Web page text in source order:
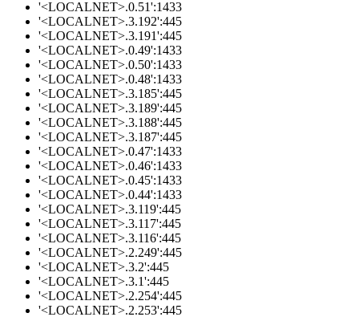
'<LOCALNET>.0.51':1433
'<LOCALNET>.3.192':445
'<LOCALNET>.3.191':445
'<LOCALNET>.0.49':1433
'<LOCALNET>.0.50':1433
'<LOCALNET>.0.48':1433
'<LOCALNET>.3.185':445
'<LOCALNET>.3.189':445
'<LOCALNET>.3.188':445
'<LOCALNET>.3.187':445
'<LOCALNET>.0.47':1433
'<LOCALNET>.0.46':1433
'<LOCALNET>.0.45':1433
'<LOCALNET>.0.44':1433
'<LOCALNET>.3.119':445
'<LOCALNET>.3.117':445
'<LOCALNET>.3.116':445
'<LOCALNET>.2.249':445
'<LOCALNET>.3.2':445
'<LOCALNET>.3.1':445
'<LOCALNET>.2.254':445
'<LOCALNET>.2.253':445